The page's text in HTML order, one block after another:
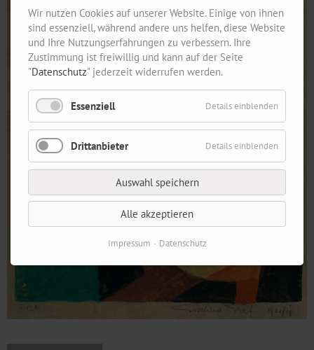
Wir nutzen Cookies auf unserer Website. Einige von ihnen
sind essenziell, während andere uns helfen, diese Website
und Ihre Nutzungserfahrungen zu verbessern. Ihre
Zustimmung ist freiwillig und kann auf der Seite
"Datenschutz" jederzeit widerrufen werden.
Essenziell Details einblenden
Drittanbieter Details einblenden
Auswahl speichern
Alle akzeptieren
Impressum Datenschutz